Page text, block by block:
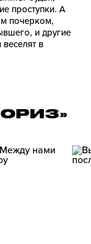
проступки. А
почерком,
и другие
в